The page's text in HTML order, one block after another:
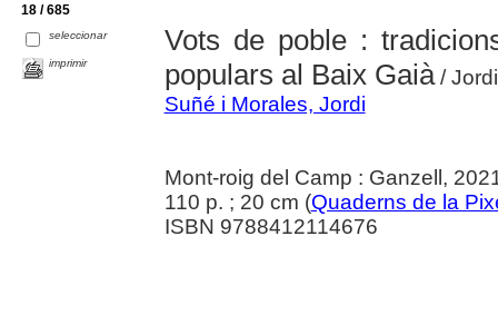
18 / 685
seleccionar
imprimir
Vots de poble :
populars al Baix Gaià/
Suñé i Morales, Jordi
Mont-roig del Camp : Ganzell,
110 p. ; 20 cm (Quaderns de la
ISBN 9788412114676